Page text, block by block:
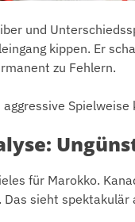
und
kippen. Er
zu Fehlern.
aggressive
für Marokko.
Das sieht